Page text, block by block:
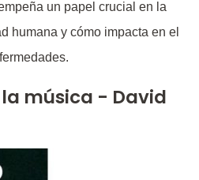
un papel crucial en la
humana y cómo impacta en el
música - David